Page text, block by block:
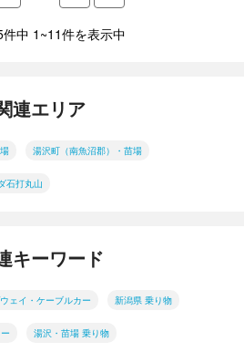
中 1~11件を表示中
連エリア
湯沢町（南魚沼郡）・苗場
石打丸山
キーワード
ェイ・ケーブルカー 新潟県 乗り物
湯沢・苗場 乗り物